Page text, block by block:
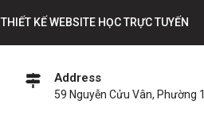
THIẾT KẾ WEBSITE HỌC TRỰC TUYẾN
Address
59 Nguyễn Cửu Vân, Phường